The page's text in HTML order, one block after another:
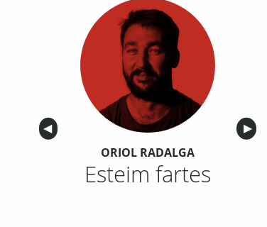
Anterior
◀︎ ▶︎
ORIOL RADALGA
Esteim fartes